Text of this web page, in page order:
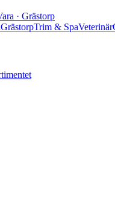
· Grästorp
GrästorpTrim & SpaVeterinär